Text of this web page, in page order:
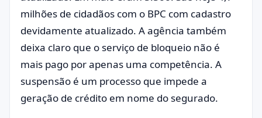
milhões de cidadãos com o BPC com cadastro
devidamente atualizado. A agência também
deixa claro que o serviço de bloqueio não é
mais pago por apenas uma competência. A
suspensão é um processo que impede a
geração de crédito em nome do segurado.